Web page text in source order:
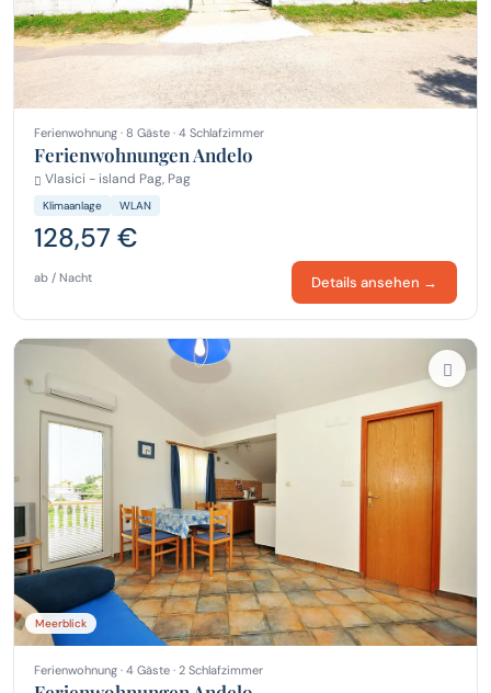
Ferienwohnung · 8 Gäste · 4 Schlafzimmer
Ferienwohnungen Andelo
Vlasici - island Pag, Pag
Klimaanlage WLAN
128,57 €
ab / Nacht Details ansehen →
Meerblick
Ferienwohnung · 4 Gäste · 2 Schlafzimmer